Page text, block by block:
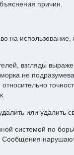
причин.
на
взгляды
не
или удалить
системой по
Сообщения